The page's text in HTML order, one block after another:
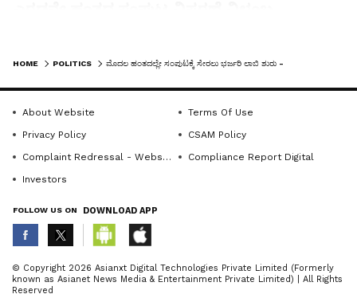
ವಿಳಂಬವಾಗಲಿರುವ ಕಾರಣ ಬುಧವಾರದ ಮೊದಲ
ಹಿರಿಯ ಸಚಿವರೇ ಪ್ರಬಲ ಲಾಬಿ ಆರಂಭಿಸಿದ್ದಾರೆ. ಹೀಗಾಗಿ
ಮೊದಲ ಹಂತದಲ್ಲಿ ಸಿಎಂ ಹೊರತುಪಡಿಸಿ 8 ಮಂದಿಯನ್ನು
ಸೇರಿಸಿಕೊಳ್ಳಬೇಕು ಎಂಬ ಹೈಕಮಾಂಡ್ ಲೆಕ್ಕಾಚಾರ ಉಲ್ಟಾ
Related Articles
ಇದೀಗ ಮೌನಕ್ಕೆ ಶರಣಾದ ಸಿಎಂ! ಸಿದ್ದು ರಹಸ್ಯ ನಡೆ
ABOUT THE AUTHOR
SN Sujatha NR
HOME POLITICS
About Website
Terms Of Use
Privacy Policy
CSAM Policy
Complaint Redressal - Website
Compliance Report Digital
Investors
FOLLOW US ON DOWNLOAD APP
© Copyright 2026 Asianxt Digital Technologies Private Limited (Formerly
known as Asianet News Media & Entertainment Private Limited) | All Rights
Reserved